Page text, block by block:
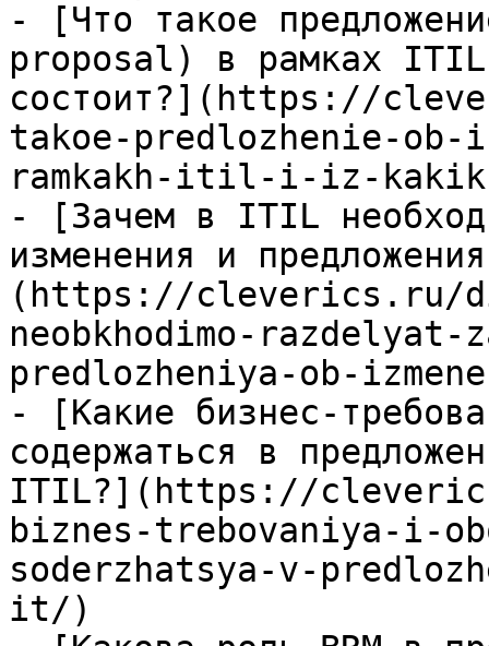
- [Что такое
proposal) в рамках
состоит?](https://
takoe-predlozhenie-ob-
ramkakh-itil-i-iz-
- [Зачем в ITIL
изменения и
(https://cleverics.ru/
neobkhodimo-
predlozheniya-ob-
- [Какие бизнес-
содержаться в
ITIL?](https://
biznes-trebovaniya-i-
soderzhatsya-v-
it/)